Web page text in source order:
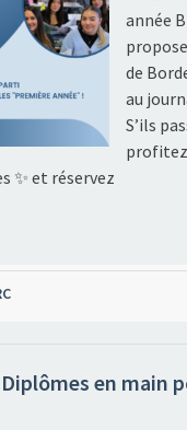
année
de
au
S’ils
✨ et réservez
Diplômes en main